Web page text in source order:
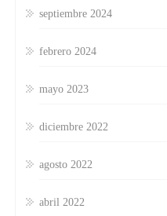
septiembre 2024
febrero 2024
mayo 2023
diciembre 2022
agosto 2022
abril 2022